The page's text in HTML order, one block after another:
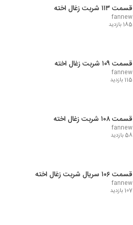
قسمت ۱۱۳ شربت زغال اخته
fannew
185 بازدید
قسمت ۱۰۹ شربت زغال اخته
fannew
115 بازدید
قسمت ۱۰۸ شربت زغال اخته
fannew
58 بازدید
قسمت ۱۰۶ سریال شربت زغال اخته
fannew
107 بازدید